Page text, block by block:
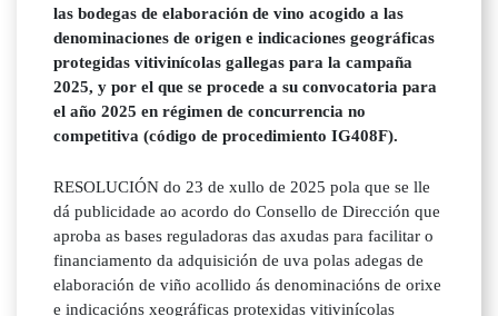
las bodegas de elaboración de vino acogido a las
denominaciones de origen e indicaciones geográficas
protegidas vitivinícolas gallegas para la campaña
2025, y por el que se procede a su convocatoria para
el año 2025 en régimen de concurrencia no
competitiva (código de procedimiento IG408F).
RESOLUCIÓN do 23 de xullo de 2025 pola que se lle
dá publicidade ao acordo do Consello de Dirección que
aproba as bases reguladoras das axudas para facilitar o
financiamento da adquisición de uva polas adegas de
elaboración de viño acollido ás denominacións de orixe
e indicacións xeográficas protexidas vitivinícolas